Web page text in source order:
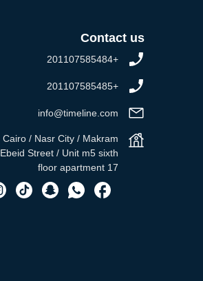
Contact us
+201107585484
+201107585485
info@timeline.com
Cairo / Nasr City / Makram
Ebeid Street / Unit m5 sixth
floor apartment 17